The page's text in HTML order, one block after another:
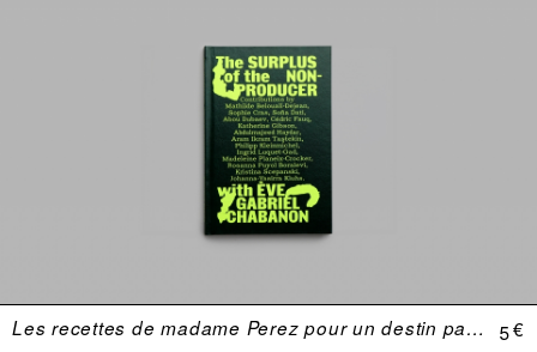
Les recettes de madame Perez pour un destin parfait 5 €